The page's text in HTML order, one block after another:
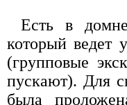
Есть в
который ведет
(групповые
пускают). Для
была